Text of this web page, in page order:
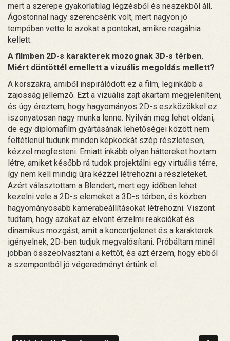
mert a szerepe gyakorlatilag légzésből és neszekből áll.
Ágostonnal nagy szerencsénk volt, mert nagyon jó
tempóban vette le azokat a pontokat, amikre reagálnia
kellett.
A filmben 2D-s karakterek mozognak 3D-s térben.
Miért döntöttél emellett a vizuális megoldás mellett?
A korszakra, amiből inspirálódott ez a film, leginkább a
zajosság jellemző. Ezt a vizuális zajt akartam megjeleníteni,
és úgy éreztem, hogy hagyományos 2D-s eszközökkel ez
iszonyatosan nagy munka lenne. Nyilván meg lehet oldani,
de egy diplomafilm gyártásának lehetőségei között nem
feltétlenül tudunk minden képkockát szép részletesen,
kézzel megfesteni. Emiatt inkább olyan háttereket hoztam
létre, amiket később rá tudok projektálni egy virtuális térre,
így nem kell mindig újra kézzel létrehozni a részleteket.
Azért választottam a Blendert, mert egy időben lehet
kezelni vele a 2D-s elemeket a 3D-s térben, és közben
hagyományosabb kamerabeállításokat létrehozni. Viszont
tudtam, hogy azokat az elvont érzelmi reakciókat és
dinamikus mozgást, amit a koncertjelenet és a karakterek
igényelnek, 2D-ben tudjuk megvalósítani. Próbáltam minél
jobban összeolvasztani a kettőt, és azt érzem, hogy ebből
a szempontból jó végeredményt értünk el.